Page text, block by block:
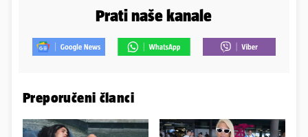
Prati naše kanale
Preporučeni članci